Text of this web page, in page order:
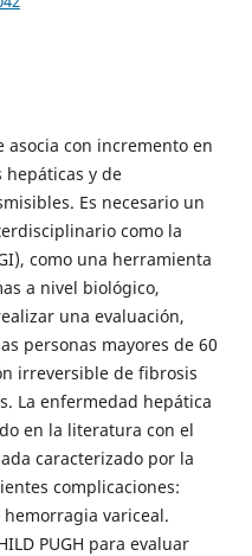
asocia con incremento en
hepáticas y de
Es necesario un
como la
como una herramienta
a nivel biológico,
una evaluación,
personas mayores de 60
irreversible de fibrosis
La enfermedad hepática
en la literatura con el
caracterizado por la
complicaciones:
variceal.
PUGH para evaluar